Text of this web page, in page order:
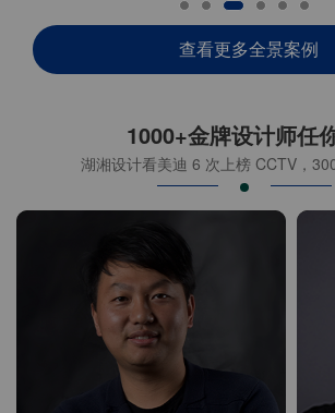
查看更多全景案例
1000+金牌设计师任
湖湘设计看美迪 6 次上榜 CCTV，